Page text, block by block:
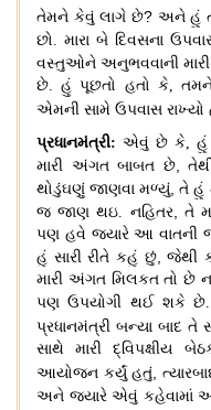
તેમને કેવું લાગે છે? અને હું
છો.મારા બે દિવસના
વસ્તુઓને અનુભવવાની મારી
છે.હું પૂછતો હતો કે,
એમની સામે ઉપવાસ રાખ્યો
પ્રધાનમંત્રી: એવું છે કે, હું
મારી અંગત બાબત છે,
થોડુંઘણું જાણવા મળ્યું,તે હું
જ જાણ થઇ. નહિતર, તે
પણ હવે જ્યારે આ વાતની
હું સારી રીતે કહું છું,જેથી
મારી અંગત મિલકત તો છે
પણ ઉપયોગી થઈ શકે છે
પ્રધાનમંત્રી બન્યા બાદ તે
સાથે મારી
આયોજન કર્યું હતું,
અને જ્યારે એવું કહેવામાં